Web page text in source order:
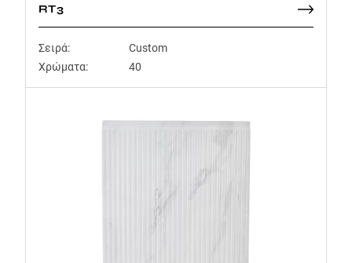
RT3
Σειρά:
Custom
Χρώματα:
40